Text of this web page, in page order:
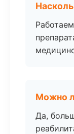
Можно
Да,